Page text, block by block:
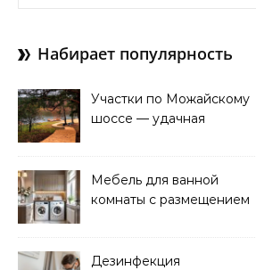
Набирает популярность
Участки по Можайскому
шоссе — удачная
Мебель для ванной
комнаты с размещением
Дезинфекция